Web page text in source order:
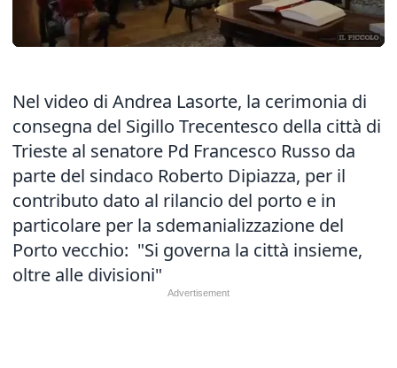
Nel video di Andrea Lasorte, la cerimonia di
consegna del Sigillo Trecentesco della città di
Trieste al senatore Pd Francesco Russo da
parte del sindaco Roberto Dipiazza, per il
contributo dato al rilancio del porto e in
particolare per la sdemanializzazione del
Porto vecchio: "Si governa la città insieme,
oltre alle divisioni"